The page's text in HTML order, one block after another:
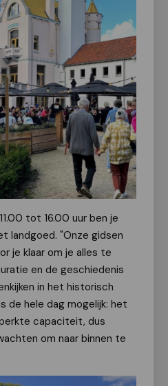
tot 16.00 uur ben je
landgoed. "Onze gidsen
je klaar om je alles te
en de geschiedenis
in het historisch
de hele dag mogelijk: het
capaciteit, dus
om naar binnen te